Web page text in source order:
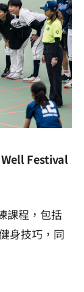
Festival
課程，包括
身技巧，同